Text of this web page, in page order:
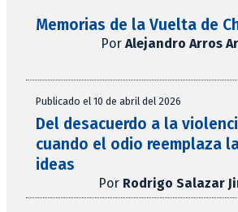
Memorias de la Vuelta de
Por Alejandro Arros
Publicado el 10 de abril del 2026
Del desacuerdo a la
cuando el odio reemplaza
ideas
Por Rodrigo Salazar